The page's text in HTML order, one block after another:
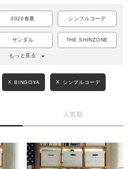
2026春夏 シンプルコーデ
サンダル THE SHINZONE
もっと見る
BINGOYA シンプルコーデ
人気順